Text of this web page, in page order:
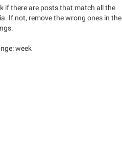
if there are posts that match all the
If not, remove the wrong ones in the
week